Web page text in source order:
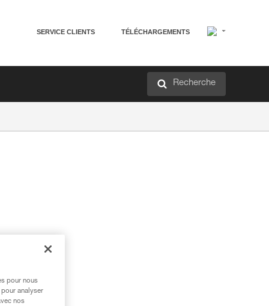
SERVICE CLIENTS TÉLÉCHARGEMENTS
Recherche
pour nous
analyser
nos